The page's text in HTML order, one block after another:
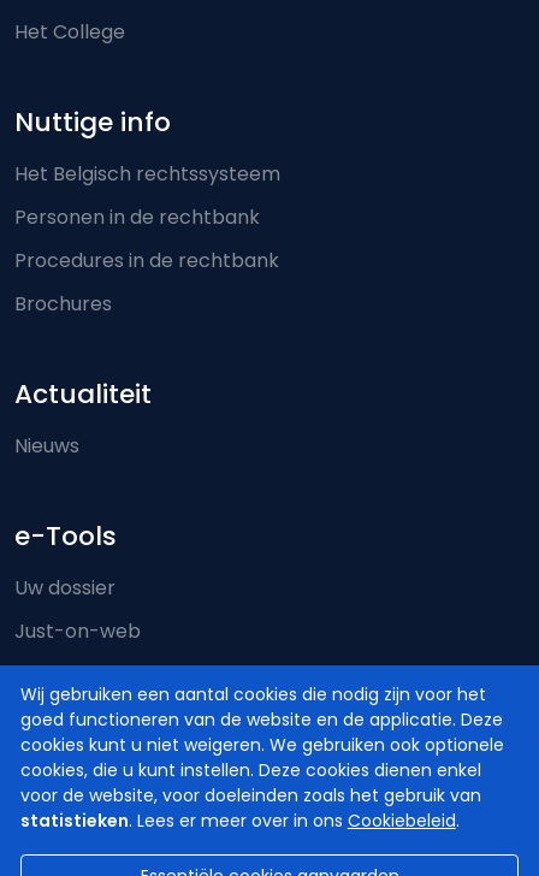
Wij gebruiken een aantal cookies die nodig zijn voor het
goed functioneren van de website en de applicatie. Deze
cookies kunt u niet weigeren. We gebruiken ook optionele
cookies, die u kunt instellen. Deze cookies dienen enkel
voor de website, voor doeleinden zoals het gebruik van
statistieken. Lees er meer over in ons Cookiebeleid.
Het College
Nuttige info
Het Belgisch rechtssysteem
Personen in de rechtbank
Procedures in de rechtbank
Brochures
Actualiteit
Nieuws
e-Tools
Uw dossier
Just-on-web
e-Deposit
Territoriale bevoegdheid